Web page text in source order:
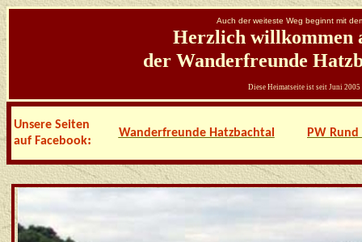
Auch der weiteste Weg beginnt mit
Herzlich willkommen
der Wanderfreunde
Diese Heimatseite ist seit Juni 2005
Unsere Seiten
auf Facebook: Wanderfreunde Hatzbachtal PW